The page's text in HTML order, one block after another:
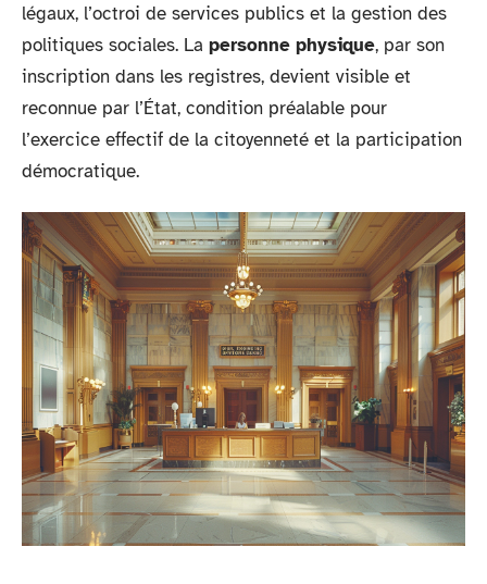
légaux, l’octroi de services publics et la gestion des
politiques sociales. La personne physique, par son
inscription dans les registres, devient visible et
reconnue par l’État, condition préalable pour
l’exercice effectif de la citoyenneté et la participation
démocratique.